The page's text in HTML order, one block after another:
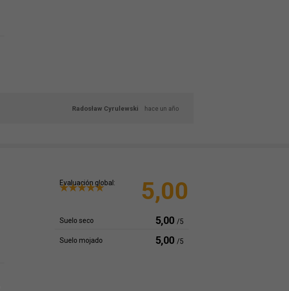
Radosław Cyrulewski hace un año
Evaluación global: 5,00
Suelo seco 5,00 /5
Suelo mojado 5,00 /5